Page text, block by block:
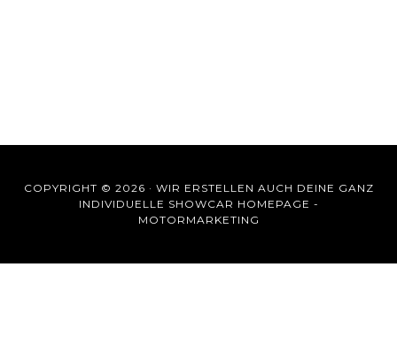
COPYRIGHT © 2026 · WIR ERSTELLEN AUCH DEINE GANZ
INDIVIDUELLE SHOWCAR HOMEPAGE -
MOTORMARKETING